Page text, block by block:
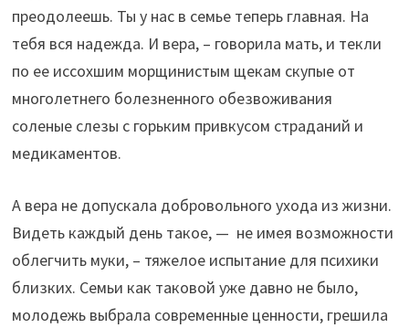
преодолеешь. Ты у нас в семье теперь главная. На
тебя вся надежда. И вера, – говорила мать, и текли
по ее иссохшим морщинистым щекам скупые от
многолетнего болезненного обезвоживания
соленые слезы с горьким привкусом страданий и
медикаментов.
А вера не допускала добровольного ухода из жизни.
Видеть каждый день такое, — не имея возможности
облегчить муки, – тяжелое испытание для психики
близких. Семьи как таковой уже давно не было,
молодежь выбрала современные ценности, грешила